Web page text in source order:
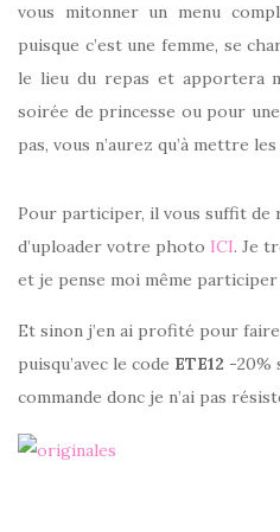
vous mitonner un menu
puisque c’est une femme, se
le lieu du repas et apportera
soirée de princesse ou pour
pas, vous n’aurez qu’à mettre
Pour participer, il vous suffit
d’uploader votre photo ICI. Je
et je pense moi même participer
Et sinon j’en ai profité pour
puisqu’avec le code ETE12 -20%
commande donc je n’ai pas